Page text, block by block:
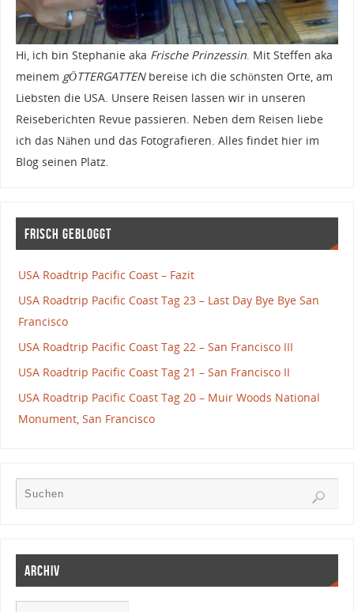
Hi, ich bin Stephanie aka Frische Prinzessin. Mit Steffen aka
meinem gÖTTERGATTENbereise ich die schönsten Orte, am
Liebsten die USA. Unsere Reisen lassen wir in unseren
Reiseberichten Revue passieren. Neben dem Reisen liebe
ich das Nähen und das Fotografieren. Alles findet hier im
Blog seinen Platz.
Frisch gebloggt
USA Roadtrip Pacific Coast – Fazit
USA Roadtrip Pacific Coast Tag 23 – Last Day Bye Bye San
Francisco
USA Roadtrip Pacific Coast Tag 22 – San Francisco III
USA Roadtrip Pacific Coast Tag 21 – San Francisco II
USA Roadtrip Pacific Coast Tag 20 – Muir Woods National
Monument, San Francisco
Archiv